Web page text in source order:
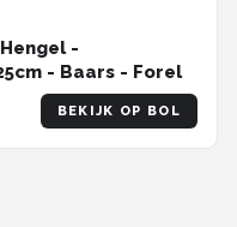
-
- Baars - Forel
BEKIJK OP BOL